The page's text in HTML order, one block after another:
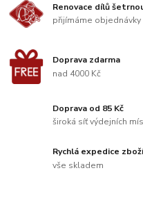
Renovace dílů
přijímáme objednávky
Doprava zdarma
nad 4000 Kč
Doprava od 85 Kč
široká síť výdejních
Rychlá expedice
vše skladem